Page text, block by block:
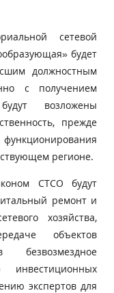
сетевой
будет
должностным
с получением
возложены
прежде
регионе.
СТСО будут
ремонт и
хозяйства,
объектов
безвозмездное
инвестиционных
экспертов для